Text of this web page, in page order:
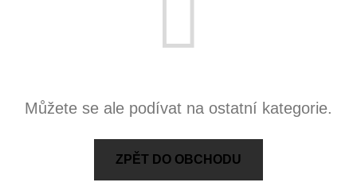
Můžete se ale podívat na ostatní kategorie.
ZPĚT DO OBCHODU